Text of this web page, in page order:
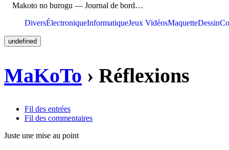
Makoto no burogu — Journal de bord…
DiversÉlectroniqueInformatiqueJeux VidéosMaquetteDessin
undefined
MaKoTo › Réflexions
Fil des entrées
Fil des commentaires
Juste une mise au point